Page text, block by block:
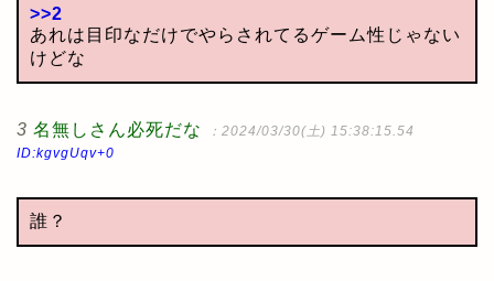
>>2
あれは目印なだけでやらされてるゲーム性じゃない
けどな
3 名無しさん必死だな
：2024/03/30(土) 15:38:15.54
ID:kgvgUqv+0
誰？